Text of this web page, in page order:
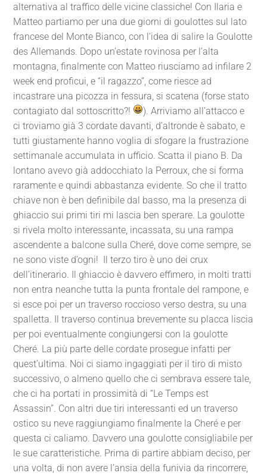
alternativa al traffico delle vicine classiche! Con Ilaria e
Matteo partiamo per una due giorni di goulottes sul lato
francese del Monte Bianco, con l’idea di salire la Goulotte
des Allemands. Dopo un’estate rovinosa per l’alta
montagna, finalmente con Matteo riusciamo ad infilare 2
week end proficui, e “il ragazzo”, come riesce ad
incastrare una picozza in fessura, si scatena (forse stato
contagiato dal sottoscritto?!
). Arriviamo all’attacco e
ci troviamo già 3 cordate davanti, d’altronde è sabato, e
tutti giustamente hanno voglia di sfogare la frustrazione
settimanale accumulata in ufficio. Scatta il piano B. Da
lontano avevo già addocchiato la Perroux, che si forma
raramente e quindi abbastanza evidente. So che il tratto
chiave non è ben definibile dal basso, ma la presenza di
ghiaccio sui primi tiri mi lascia ben sperare. La goulotte
si rivela molto interessante, incassata, su una rampa
ascendente a balcone sulla Cheré, dove come sempre, se
ne sono viste d’ogni! Il terzo tiro è uno dei crux
dell’itinerario. Il ghiaccio è davvero effimero, in molti tratti
non entra neanche tutta la punta frontale del rampone, e
si esce poi per un traverso roccioso verso destra, su una
spalletta. Il traverso continua brevemente su placca liscia
per poi eventualmente congiungersi con la goulotte
Cheré. La più parte delle cordate prosegue infatti per
quest’ultima. Noi ci siamo ingaggiati per il tiro di misto
successivo, o almeno quello che ci sembrava essere tale,
che ci ha portati in prossimità di “Le Temps est
Assassin”. Con altri due tiri interessanti ed un traverso
ostico su neve raggiungiamo finalmente la Cheré e per
questa ci caliamo. Davvero una goulotte consigliabile per
le sue caratteristiche. Prima di partire abbiam deciso, per
una volta, di non avere l’ansia della funivia da rincorrere,